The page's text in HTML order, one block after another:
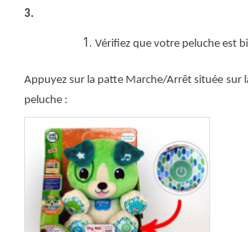
3.
Vérifiez que votre peluche est
Appuyez sur la patte Marche/Arrêt située sur
peluche :